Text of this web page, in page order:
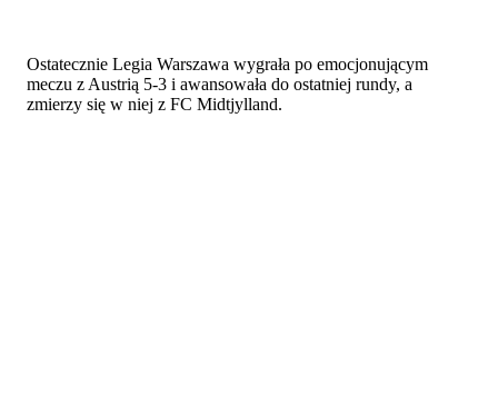
Ostatecznie Legia Warszawa wygrała po emocjonującym
meczu z Austrią 5-3 i awansowała do ostatniej rundy, a
zmierzy się w niej z FC Midtjylland.